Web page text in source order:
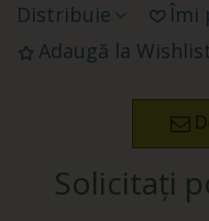
Distribuie
Îmi
Adaugă la
Solicitați